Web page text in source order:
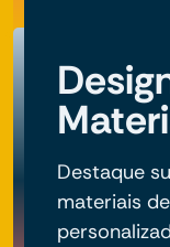
Destaque
materiais